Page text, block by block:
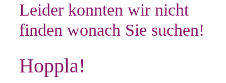
Leider konnten wir nicht
finden wonach Sie suchen!
Hoppla!